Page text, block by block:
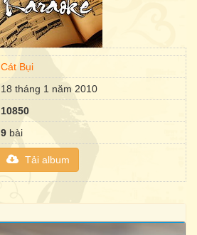
Cát Bụi
18 tháng 1 năm 2010
10850
9 bài
Tải album